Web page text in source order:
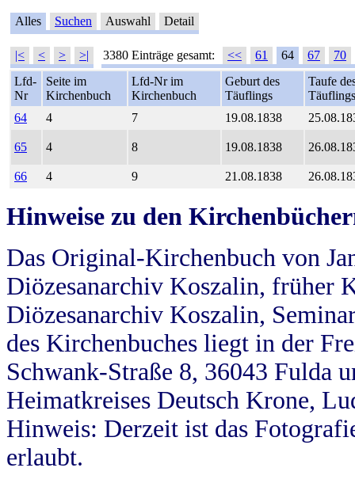
Alles Suchen Auswahl Detail
|< < > >| 3380 Einträge gesamt: << 61 64 67
70
Lfd-
Nr
Seite im
Kirchenbuch
Lfd-Nr im
Kirchenbuch
Geburt des
Täuflings
Taufe
Täuflings
64
4 7 19.08.1838
65 4 8 19.08.1838
66 4 9 21.08.1838
Hinweise zu den
Das Original-Kirchenbuch von
Diözesanarchiv Koszalin, früher
Diözesanarchiv Koszalin,
des Kirchenbuches liegt in der
Schwank-Straße 8, 36043 Fulda
Heimatkreises Deutsch Krone,
Hinweis: Derzeit ist das
erlaubt.